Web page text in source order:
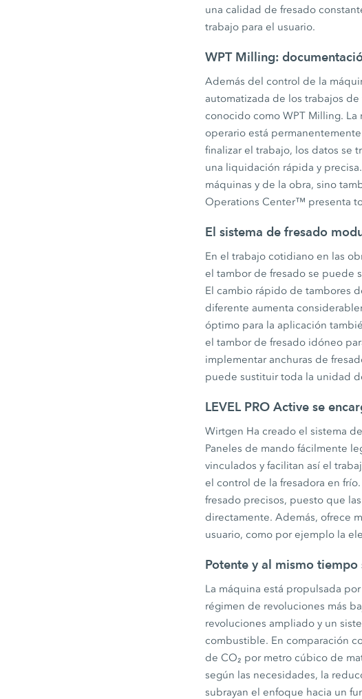
una calidad de fresado
trabajo para el usuario.
WPT Milling:
Además del control de la
automatizada de los trabajos
conocido como WPT Milling.
operario está
finalizar el trabajo, los datos se
una liquidación rápida y
máquinas y de la obra, sino
Operations Center™ presenta
El sistema de fresado
En el trabajo cotidiano en las
el tambor de fresado se puede
El cambio rápido de tambores
diferente aumenta
óptimo para la aplicación
el tambor de fresado idóneo
implementar anchuras de
puede sustituir toda la unidad
LEVEL PRO Active se
Wirtgen Ha creado el sistema
Paneles de mando fácilmente
vinculados y facilitan así el
el control de la fresadora en
fresado precisos, puesto que
directamente. Además, ofrece
usuario, como por ejemplo la
Potente y al mismo tiempo
La máquina está propulsada
régimen de revoluciones más
revoluciones ampliado y un
combustible. En comparación
de CO₂ por metro cúbico de
según las necesidades, la
subrayan el enfoque hacia un